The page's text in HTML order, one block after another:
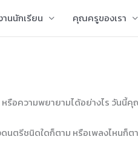
นนักเรียน คุณครูของเรา
รือความพยายามได้อย่างไร วันนี้
ตรีชนิดใดก็ตาม หรือเพลงไหนก็